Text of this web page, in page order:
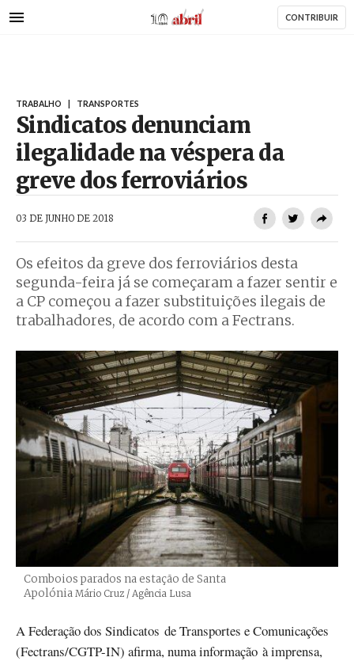
para
AbrilAbril CONTRIBUIR
TRABALHO TRANSPORTES
Sindicatos denunciam
ilegalidade na véspera da
greve dos ferroviários
03 DE JUNHO DE 2018
Os efeitos da greve dos ferroviários desta
segunda-feira já se começaram a fazer sentir e
a CP começou a fazer substituições ilegais de
trabalhadores, de acordo com a Fectrans.
Comboios parados na estação de Santa
Apolónia Créditos
Mário Cruz / Agência Lusa
A Federação dos Sindicatos de Transportes e Comunicações
(Fectrans/CGTP-IN) afirma, numa informação à imprensa,